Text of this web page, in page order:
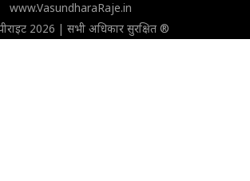
www.VasundharaRaje.in
2026 | सभी अधिकार सुरक्षित ®